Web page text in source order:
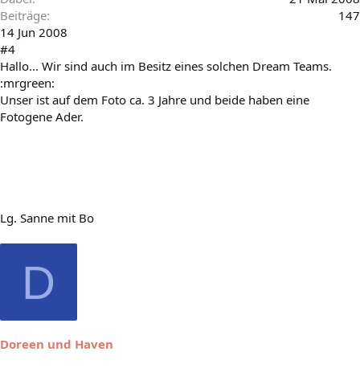
Beiträge
147
14 Jun 2008
#4
Hallo... Wir sind auch im Besitz eines solchen Dream Teams.
:mrgreen:
Unser ist auf dem Foto ca. 3 Jahre und beide haben eine
Fotogene Ader.
Lg. Sanne mit Bo
D
Doreen und Haven